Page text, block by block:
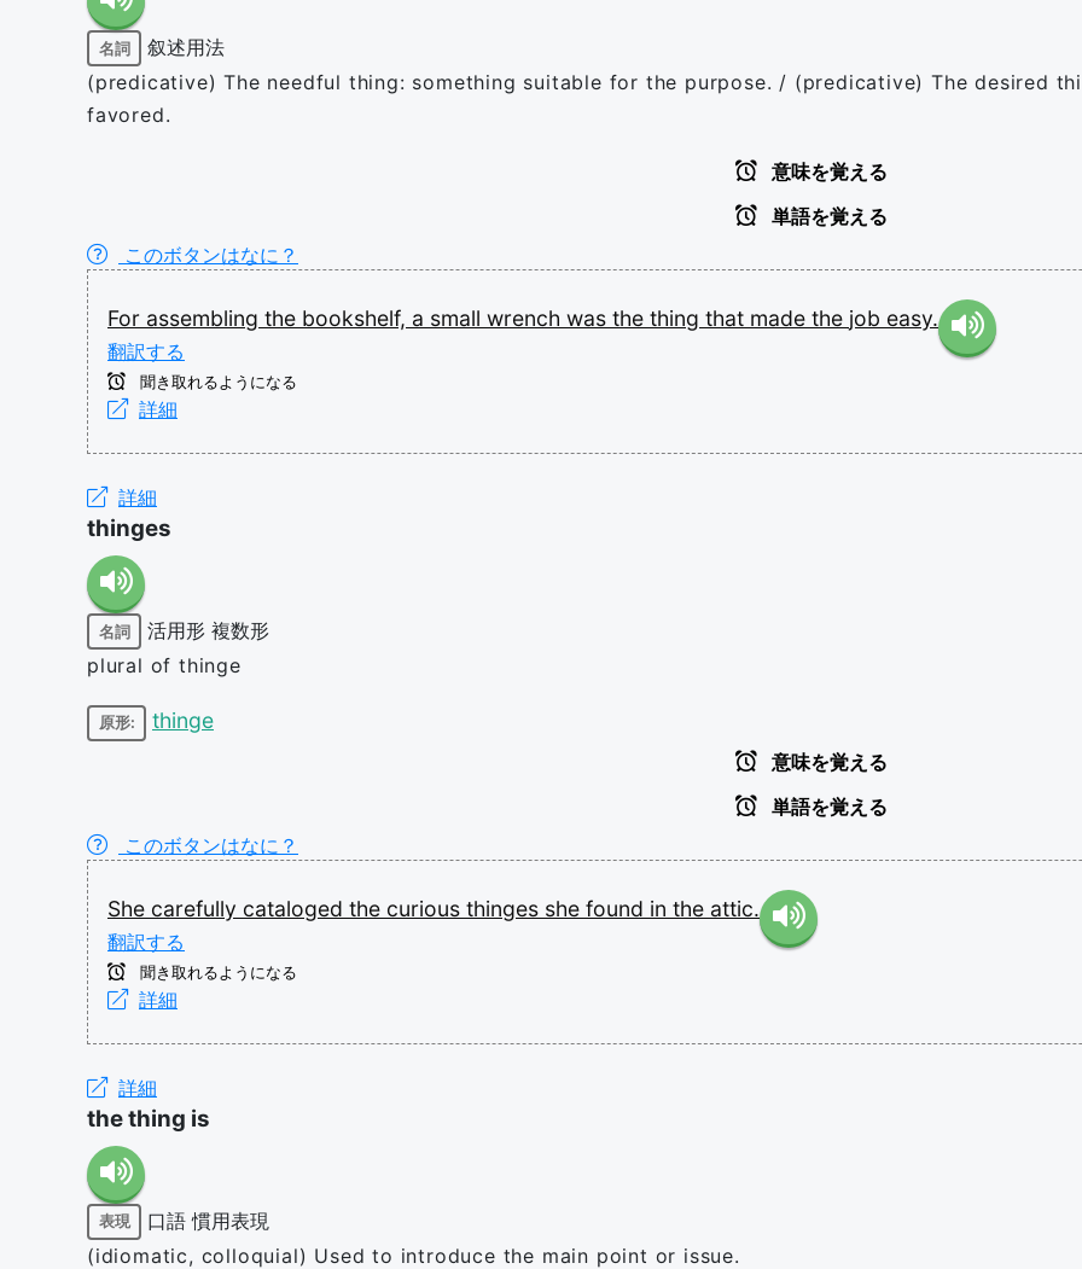
名詞
叙述用法
(predicative) The needful thing: something suitable for the purpose. / (predicative) The desired
favored.
意味を覚える
単語を覚える
このボタンはなに？
For assembling the bookshelf, a small wrench was the thing that made the job easy.
翻訳する
聞き取れるようになる
詳細
詳細
thinges
名詞 活用形 複数形
plural of thinge
原形: thinge
意味を覚える
単語を覚える
このボタンはなに？
She carefully cataloged the curious thinges she found in the attic.
翻訳する
聞き取れるようになる
詳細
詳細
the thing is
表現 口語 慣用表現
(idiomatic, colloquial) Used to introduce the main point or issue.